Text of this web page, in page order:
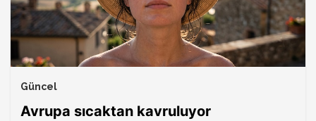
Güncel
Avrupa sıcaktan kavruluyor